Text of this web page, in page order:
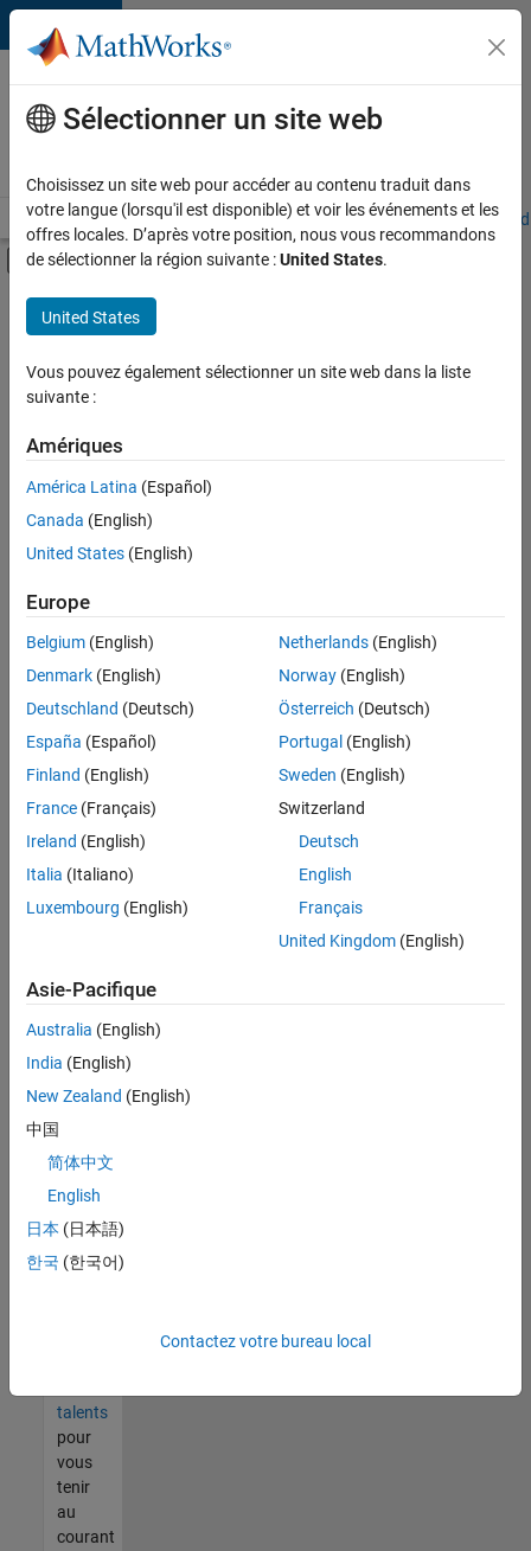
Passer au contenu
Votre
carrière
chez
Accueil Explorer nos opportunités Adresses de nos bureaux
Activer/désactiver l'affichage du menu
Contenu principal
FILTRER PAR
Ventes pour l'éducation
Ventes internes
Services marketing
Actuellement,
aucune
offre
d'emploi
correspondant
à vos
critères
de
recherche.
Vous
pouvez
élargir
votre
recherche
ou
afficher
l’ensemble
d'emploi.
malgré
tout
vous
trouvez
pas
d'offre
corresponde
à vos
talents
pour
vous
tenir
au
courant
Sélectionner un site web
Choisissez un site web pour accéder au contenu traduit dans
votre langue (lorsqu'il est disponible) et voir les événements et les
offres locales. D’après votre position, nous vous recommandons
de sélectionner la région suivante :United States.
United States
Vous pouvez également sélectionner un site web dans la liste
suivante :
Amériques
América Latina (Español)
Canada (English)
United States (English)
Europe
Belgium (English)
Denmark (English)
Deutschland (Deutsch)
España (Español)
Finland (English)
France (Français)
Ireland (English)
Italia (Italiano)
Luxembourg (English)
Netherlands(English)
Norway(English)
Österreich (Deutsch)
Portugal (English)
Sweden (English)
Switzerland
Deutsch
English
Français
United Kingdom(English)
Asie-Pacifique
Australia (English)
India (English)
New Zealand (English)
中国
简体中文
English
日本 (日本語)
한국 (한국어)
Contactez votre bureau local